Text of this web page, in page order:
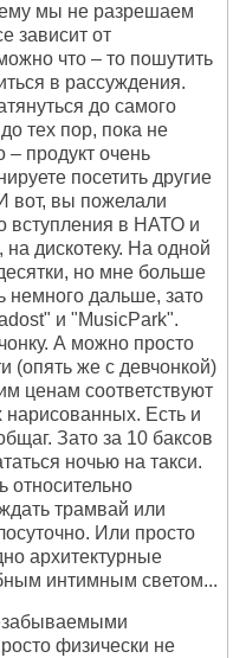
мы не разрешаем
зависит от
что – то пошутить
в рассуждения.
до самого
тех пор, пока не
– продукт очень
посетить другие
вот, вы пожелали
вступления в НАТО и
дискотеку. На одной
но мне больше
немного дальше, зато
и "MusicPark".
А можно просто
(опять же с девчонкой)
ценам соответствуют
нарисованных. Есть и
Зато за 10 баксов
ночью на такси.
относительно
трамвай или
Или просто
архитектурные
интимным светом...
физически не